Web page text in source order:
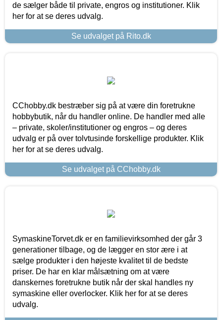
de sælger både til private, engros og institutioner. Klik
her for at se deres udvalg.
Se udvalget på Rito.dk
CChobby.dk bestræber sig på at være din foretrukne
hobbybutik, når du handler online. De handler med alle
– private, skoler/institutioner og engros – og deres
udvalg er på over tolvtusinde forskellige produkter. Klik
her for at se deres udvalg.
Se udvalget på CChobby.dk
SymaskineTorvet.dk er en familievirksomhed der går 3
generationer tilbage, og de lægger en stor ære i at
sælge produkter i den højeste kvalitet til de bedste
priser. De har en klar målsætning om at være
danskernes foretrukne butik når der skal handles ny
symaskine eller overlocker. Klik her for at se deres
udvalg.